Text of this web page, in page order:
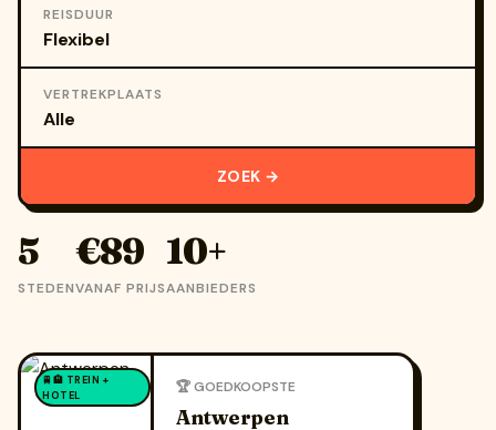
REISDUUR
VERTREKPLAATS
ZOEK →
5
STEDEN
€89
VANAF PRIJS
10+
AANBIEDERS
🚆🏨 TREIN +
HOTEL
🏆 GOEDKOOPSTE
Antwerpen